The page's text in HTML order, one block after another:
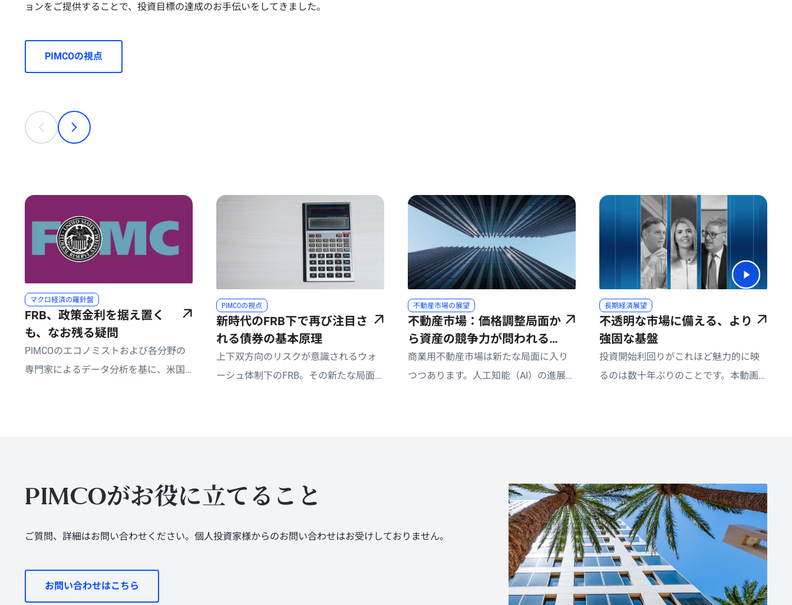
ョンをご提供することで、投資目標の達成のお手伝いをしてきました。
PIMCOの視点
This is a carousel with individual cards. Use the previous and next buttons to navigate.
prev
next
マクロ経済の羅針盤
FRB、政策金利を据え置く
も、なお残る疑問
PIMCOのエコノミストおよび各分野の
専門家によるデータ分析を基に、米国
PIMCOの視点
新時代のFRB下で再び注目さ
れる債券の基本原理
上下双方向のリスクが意識されるウォ
ーシュ体制下のFRB。その新たな局面に
不動産市場の展望
不動産市場：価格調整局面か
ら資産の競争力が問われる局
面へ
商業用不動産市場は新たな局面に入り
つつあります。人工知能（AI）の進展と
長期経済展望
不透明な市場に備える、より
強固な基盤
投資開始利回りがこれほど魅力的に映
るのは数十年ぶりのことです。本動画
ードとともに、レジリエンスの重要
性、地政学リスクの評価、さらに14兆
ドル規模の設備投資の波が債券投資家
にとっての投資機会をどのように変え
うるかについてご説明します。
PIMCOがお役に立てること
ご質問、詳細はお問い合わせください。個人投資家様からのお問い合わせはお受けしておりません。
お問い合わせはこちら